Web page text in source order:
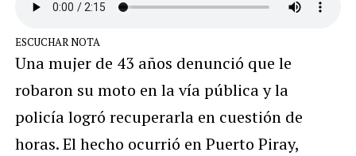
ESCUCHAR NOTA
Una mujer de 43 años denunció que le
robaron su moto en la vía pública y la
policía logró recuperarla en cuestión de
horas. El hecho ocurrió en Puerto Piray,